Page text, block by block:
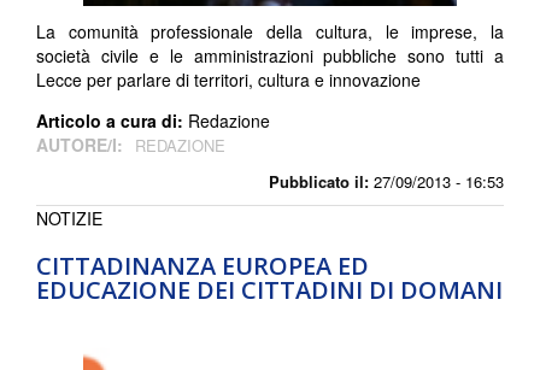
Pubblicato il: 27/09/2013 - 16:53
La comunità professionale della cultura, le imprese, la
società civile e le amministrazioni pubbliche sono tutti a
Lecce per parlare di territori, cultura e innovazione
Articolo a cura di: Redazione
AUTORE/I:
REDAZIONE
CITTADINANZA EUROPEA ED
EDUCAZIONE DEI CITTADINI DI DOMANI
NOTIZIE